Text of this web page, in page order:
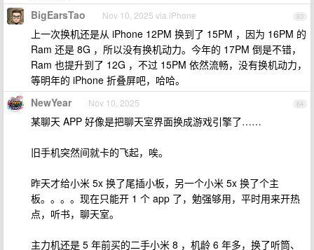
83
BigEarsTao Nov 10, 2025 via iPhone
上一次换机还是从 iPhone 12PM 换到了 15PM ，因为 16PM 的
Ram 还是 8G ，所以没有换机动力。今年的 17PM 倒是不错，
Ram 也提升到了 12G ，不过 15PM 依然流畅，没有换机动力，
等明年的 iPhone 折叠屏吧，哈哈。
84
NewYear Nov 10, 2025
某聊天 APP 好像是把聊天室界面换成游戏引擎了……
旧手机突然间就卡的飞起，唉。
昨天才给小米 5x 换了尾插小板，另一个小米 5x 换了个主
板。。。。现在只能开 1 个 app 了，勉强够用，平时用来开热
点，听书，聊天室。
主力机还是 5 年前买的二手小米 8 ，机龄 6 年多，换了听筒、